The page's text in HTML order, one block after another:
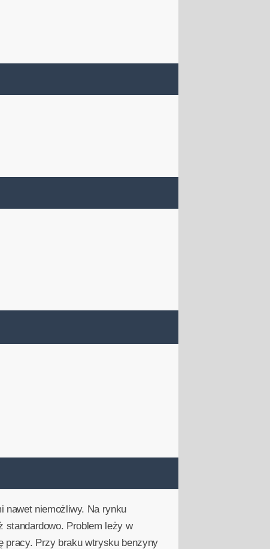
nawet niemożliwy. Na rynku
standardowo. Problem leży w
pracy. Przy braku wtrysku benzyny